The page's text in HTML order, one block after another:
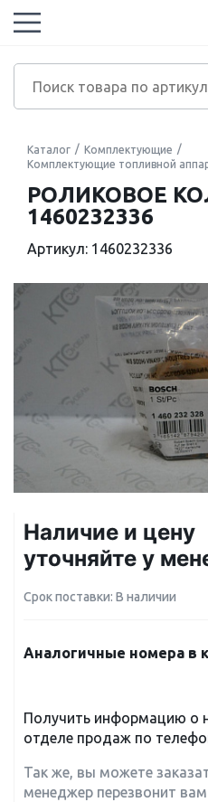
Каталог
Комплектующие
Комплектующие топливной
РОЛИКОВОЕ
1460232336
Артикул: 1460232336
Наличие и цену
уточняйте у
Срок поставки: В наличии
Аналогичные номера в
Получить информацию о
отделе продаж по
Так же, вы можете
менеджер перезвонит